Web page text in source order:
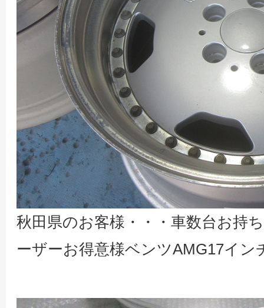
秋田県のお客様・・・車数台お持
ーザーお得意様ベンツAMG17イン